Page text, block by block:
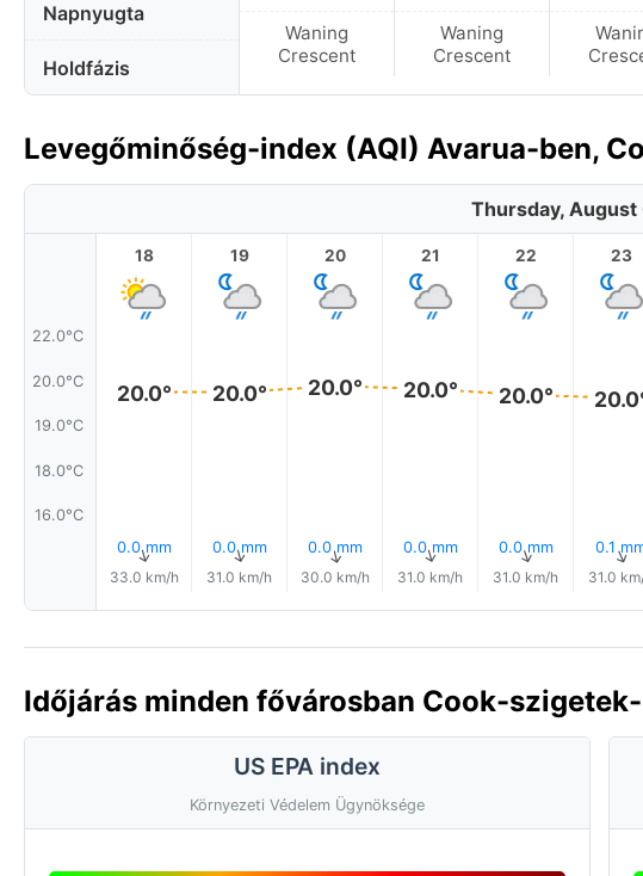
Napnyugta
Holdfázis
Waning
Crescent
Waning
Crescent
Levegőminőség-index (AQI) Avarua-ben,
Thursday,
22.0°C
20.0°C
19.0°C
18.0°C
16.0°C
18
20.0°
0.0 mm
↑
33.0 km/h
19
20.0°
0.0 mm
↑
31.0 km/h
20
20.0°
0.0 mm
↑
30.0 km/h
21
20.0°
0.0 mm
↑
31.0 km/h
22
20.0°
0.0 mm
↑
31.0 km/h
23
0.1↑
31.0
Időjárás minden fővárosban Cook-
US EPA index
Környezeti Védelem Ügynöksége